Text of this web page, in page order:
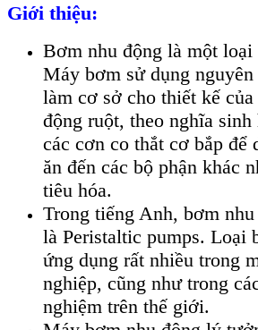
Giới thiệu:
Bơm nhu động là một loại
Máy bơm sử dụng nguyên
làm cơ sở cho thiết kế
động ruột, theo nghĩa
các cơn co thắt cơ bắp để
ăn đến các bộ phận khác
tiêu hóa.
Trong tiếng Anh, bơm
là Peristaltic pumps. Loại
ứng dụng rất nhiều trong
nghiệp, cũng như trong
nghiệm trên thế giới.